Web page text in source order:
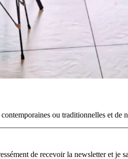
ou traditionnelles et de
de recevoir la newsletter et je